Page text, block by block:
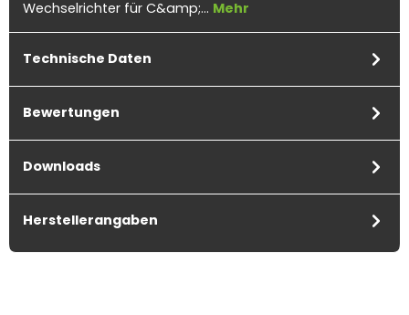
Wechselrichter für C&amp;… Mehr
Technische Daten
Bewertungen
Downloads
Herstellerangaben